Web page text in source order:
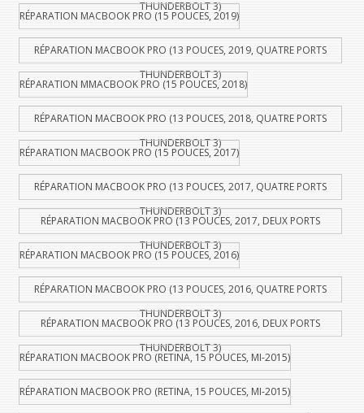
THUNDERBOLT 3)
RÉPARATION MACBOOK PRO (15 POUCES, 2019)
RÉPARATION MACBOOK PRO (13 POUCES, 2019, QUATRE PORTS
THUNDERBOLT 3)
RÉPARATION MMACBOOK PRO (15 POUCES, 2018)
RÉPARATION MACBOOK PRO (13 POUCES, 2018, QUATRE PORTS
THUNDERBOLT 3)
RÉPARATION MACBOOK PRO (15 POUCES, 2017)
RÉPARATION MACBOOK PRO (13 POUCES, 2017, QUATRE PORTS
THUNDERBOLT 3)
RÉPARATION MACBOOK PRO (13 POUCES, 2017, DEUX PORTS
THUNDERBOLT 3)
RÉPARATION MACBOOK PRO (15 POUCES, 2016)
RÉPARATION MACBOOK PRO (13 POUCES, 2016, QUATRE PORTS
THUNDERBOLT 3)
RÉPARATION MACBOOK PRO (13 POUCES, 2016, DEUX PORTS
THUNDERBOLT 3)
RÉPARATION MACBOOK PRO (RETINA, 15 POUCES, MI-2015)
RÉPARATION MACBOOK PRO (RETINA, 15 POUCES, MI-2015)